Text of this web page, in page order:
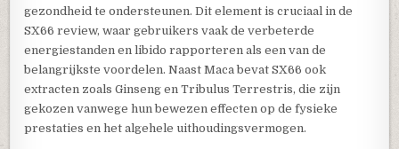
gezondheid te ondersteunen. Dit element is cruciaal in de
SX66 review, waar gebruikers vaak de verbeterde
energiestanden en libido rapporteren als een van de
belangrijkste voordelen. Naast Maca bevat SX66 ook
extracten zoals Ginseng en Tribulus Terrestris, die zijn
gekozen vanwege hun bewezen effecten op de fysieke
prestaties en het algehele uithoudingsvermogen.